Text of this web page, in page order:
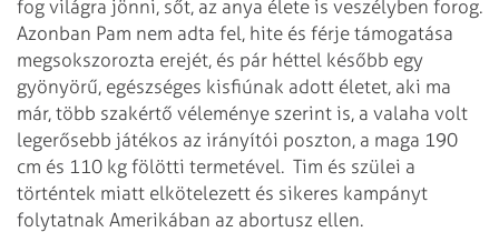
fog világra jönni, sőt, az anya élete is veszélyben forog.
Azonban Pam nem adta fel, hite és férje támogatása
megsokszorozta erejét, és pár héttel később egy
gyönyörű, egészséges kisfiúnak adott életet, aki ma
már, több szakértő véleménye szerint is, a valaha volt
legerősebb játékos az irányítói poszton, a maga 190
cm és 110 kg fölötti termetével. Tim és szülei a
történtek miatt elkötelezett és sikeres kampányt
folytatnak Amerikában az abortusz ellen.